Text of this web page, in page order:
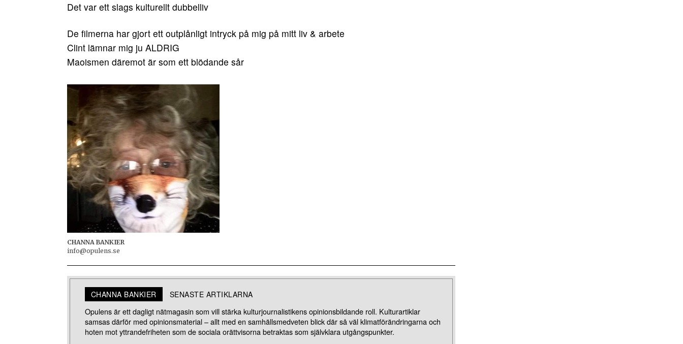
Det var ett slags kulturellt dubbelliv
De filmerna har gjort ett outplånligt intryck på mig på mitt liv & arbete
Clint lämnar mig ju ALDRIG
Maoismen däremot är som ett blödande sår
CHANNA BANKIER
info@opulens.se
CHANNA BANKIER SENASTE ARTIKLARNA
Opulens är ett dagligt nätmagasin som vill stärka kulturjournalistikens opinionsbildande roll. Kulturartiklar
samsas därför med opinionsmaterial – allt med en samhällsmedveten blick där så väl klimatförändringarna och
hoten mot yttrandefriheten som de sociala orättvisorna betraktas som självklara utgångspunkter.